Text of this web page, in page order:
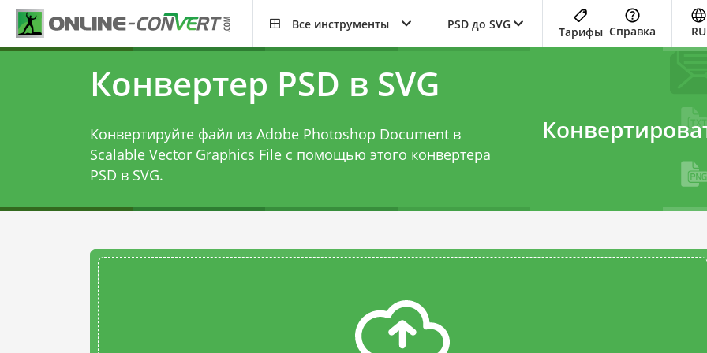
Все инструменты PSD до SVG
Тарифы Справка RU
Конвертер PSD в SVG
Конвертируйте файл из Adobe Photoshop Document в
Scalable Vector Graphics File с помощью этого конвертера
PSD в SVG.